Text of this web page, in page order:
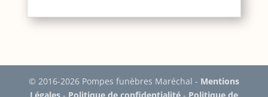
© 2016-2026 Pompes funèbres Maréchal - Mentions